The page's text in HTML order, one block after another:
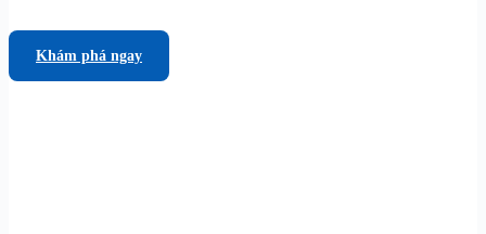
Khám phá ngay